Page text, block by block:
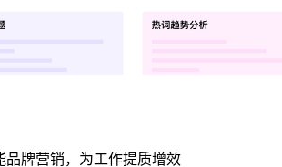
品牌营销，为工作提质增效